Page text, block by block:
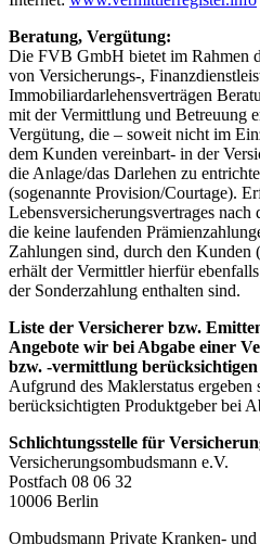
Beratung, Vergütung:
Die FVB GmbH bietet im Rahmen
von Versicherungs-,
Immobiliardarlehensverträgen
mit der Vermittlung und Betreuung
Vergütung, die – soweit nicht im
dem Kunden vereinbart- in der
die Anlage/das Darlehen zu
(sogenannte Provision/Courtage).
Lebensversicherungsvertrages nach
die keine laufenden
Zahlungen sind, durch den Kunden
erhält der Vermittler hierfür
der Sonderzahlung enthalten sind.
Liste der Versicherer bzw.
Angebote wir bei Abgabe einer
bzw. -vermittlung berücksichtigen
Aufgrund des Maklerstatus
berücksichtigten Produktgeber bei
Schlichtungsstelle für
Versicherungsombudsmann e.V.
Postfach 08 06 32
10006 Berlin
Ombudsmann Private Kranken-